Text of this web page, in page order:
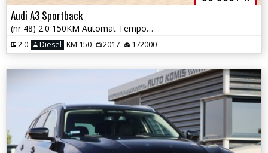
Audi A3 Sportback
(nr 48) 2.0 150KM Automat Tempomat Parktronik Klima Gwarancja!!!
2.0 Diesel KM 150 2017 172000